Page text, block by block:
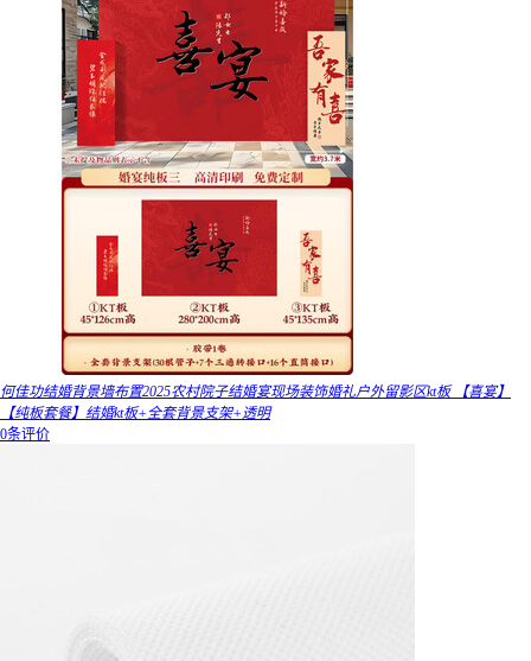
何佳功结婚背景墙布置2025农村院子结婚宴现场装饰婚礼户外留影区kt板 【喜宴】
【纯板套餐】结婚kt板+全套背景支架+透明
0条评价